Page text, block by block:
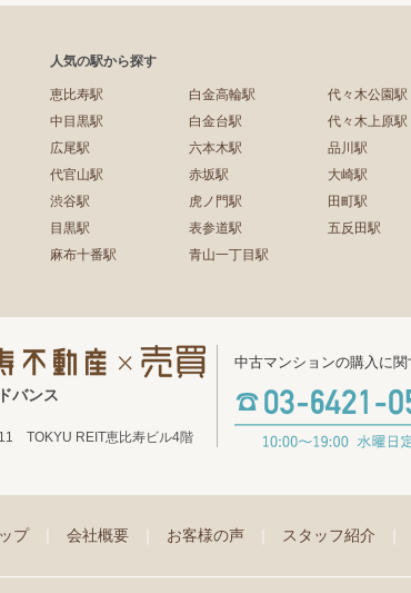
人気の駅から探す
恵比寿駅
中目黒駅
広尾駅
代官山駅
渋谷駅
目黒駅
麻布十番駅
白金高輪駅
白金台駅
六本木駅
赤坂駅
虎ノ門駅
表参道駅
青山一丁目駅
代々木公園駅
代々木上原駅
品川駅
大崎駅
田町駅
五反田駅
バンス
TOKYU REIT恵比寿ビル4階
中古マンションの購入に
プ 会社概要 お客様の声 スタッフ紹介